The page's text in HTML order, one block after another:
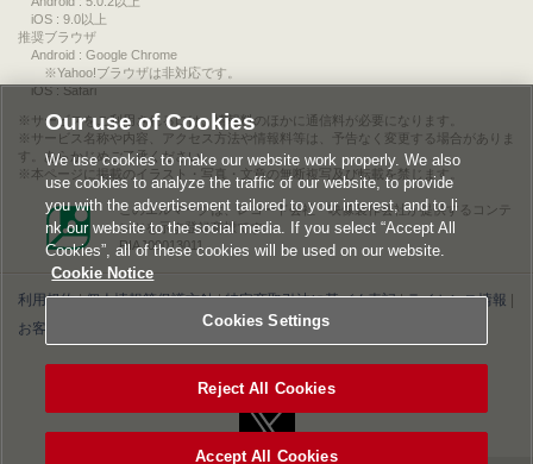
iOS : 9.0以上
推奨ブラウザ
Android : Google Chrome
※Yahoo!ブラウザは非対応です。
iOS : Safari
サービスをご利用されるには、情報料のほかに通信料が必要になります。
サービス名称や内容、アクセス方法や情報料等は、予告なく変更する場合がありま
す。あらかじめご了承ください。
本ページに掲載のイラスト・写真・文章の無断複写及び転載を禁じます。
このエルマークは、レコード会社・映像製作会社が提供するコンテ
ンツを示す登録商標です。
RIAJ00013011
利用規約|個人情報等保護方針|特定商取引法に基づく表記|ライセンス情報
お客様情報の外部送信について|Cookies Settings
Our use of Cookies
We use cookies to make our website work properly. We also
use cookies to analyze the traffic of our website, to provide
you with the advertisement tailored to your interest, and to li
nk our website to the social media. If you select “Accept All
Cookies”, all of these cookies will be used on our website.
Cookie Notice
Cookies Settings
Reject All Cookies
Accept All Cookies